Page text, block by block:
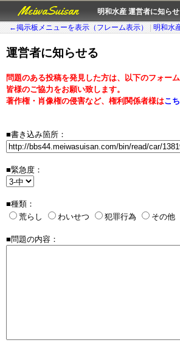
MeiwaSuisan
明和水産 運営者に知ら
←掲示板メニューを表示（フレーム表示）
明和水
運営者に知らせる
問題のある投稿を発見した方は、以下のフォー
皆様のご協力をお願い致します。
著作権・肖像権の侵害など、権利関係者様はこ
■書き込み箇所：
■緊急度：
■種類：
荒らし
わいせつ 犯罪行為 その他
■問題の内容：